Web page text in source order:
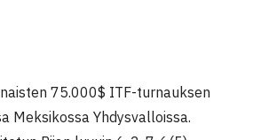
75.000$ ITF-turnauksen
Meksikossa Yhdysvalloissa.